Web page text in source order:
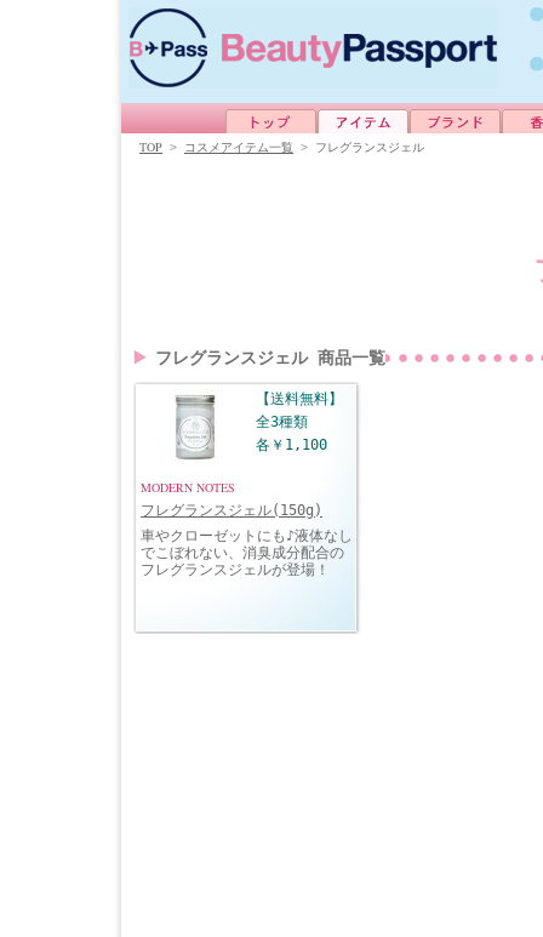
TOP > コスメアイテム一覧 > フレグランスジェル
フレグランスジェル 商品一覧
【送料無料】
全3種類
各￥1,100
MODERN NOTES
フレグランスジェル(150g)
車やクローゼットにも♪液体なし
でこぼれない、消臭成分配合の
フレグランスジェルが登場！